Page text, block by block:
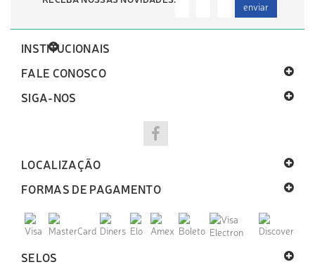
enviar
INSTITUCIONAIS
FALE CONOSCO
SIGA-NOS
LOCALIZAÇÃO
FORMAS DE PAGAMENTO
SELOS